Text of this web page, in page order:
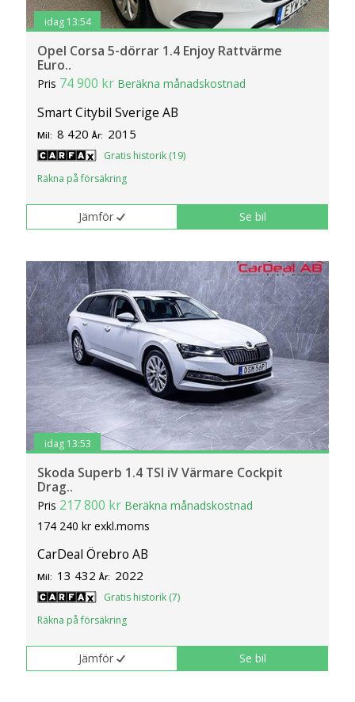
idag 13:54
Opel Corsa 5-dörrar 1.4 Enjoy Rattvärme
Euro..
Pris 74 900 kr Beräkna månadskostnad
Smart Citybil Sverige AB
Mil: 8 420 År: 2015
Gratis historik (19)
Räkna på försäkring
Jämför Se bil
idag 13:53
Skoda Superb 1.4 TSI iV Värmare Cockpit
Drag..
Pris 217 800 kr Beräkna månadskostnad
174 240 kr exkl.moms
CarDeal Örebro AB
Mil: 13 432 År: 2022
Gratis historik (7)
Räkna på försäkring
Jämför Se bil